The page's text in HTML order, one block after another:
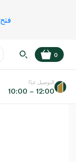
فتح
عر
0
التوصيل غدًا
10:00 – 12:00